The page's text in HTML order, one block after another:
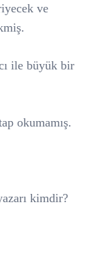
ve
ile büyük bir
okumamış.
kimdir?